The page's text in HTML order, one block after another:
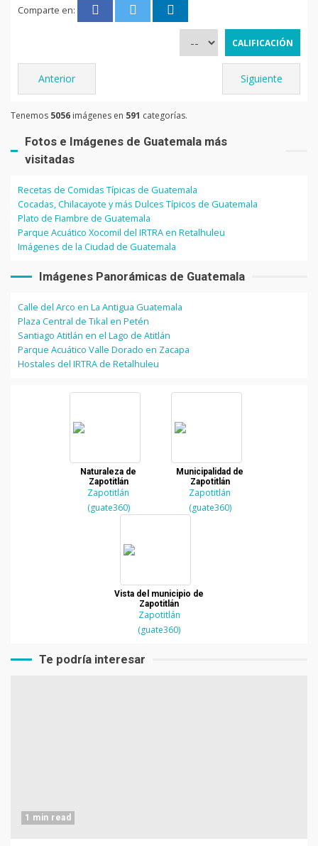
Comparte en:
Anterior Siguiente
Tenemos 5056 imágenes en 591 categorías.
Fotos e Imágenes de Guatemala más
visitadas
Recetas de Comidas Típicas de Guatemala
Cocadas, Chilacayote y más Dulces Típicos de Guatemala
Plato de Fiambre de Guatemala
Parque Acuático Xocomil del IRTRA en Retalhuleu
Imágenes de la Ciudad de Guatemala
Imágenes Panorámicas de Guatemala
Calle del Arco en La Antigua Guatemala
Plaza Central de Tikal en Petén
Santiago Atitlán en el Lago de Atitlán
Parque Acuático Valle Dorado en Zacapa
Hostales del IRTRA de Retalhuleu
Naturaleza de
Zapotitlán
Zapotitlán
(guate360)
Municipalidad de
Zapotitlán
Zapotitlán
(guate360)
Vista del municipio de
Zapotitlán
Zapotitlán
(guate360)
Te podría interesar
1 min read